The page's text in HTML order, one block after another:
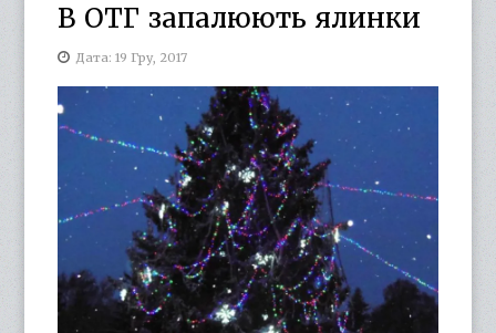
В ОТГ запалюють ялинки
Дата: 19 Гру, 2017